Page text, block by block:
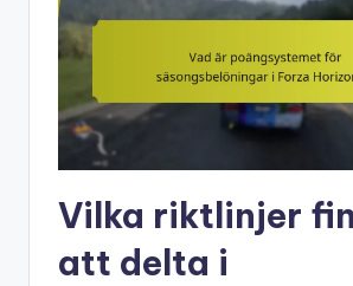
Vilka riktlinjer
att delta i